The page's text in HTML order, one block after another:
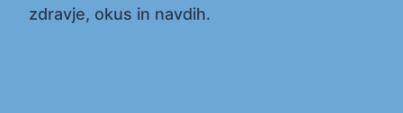
zdravje, okus in navdih.